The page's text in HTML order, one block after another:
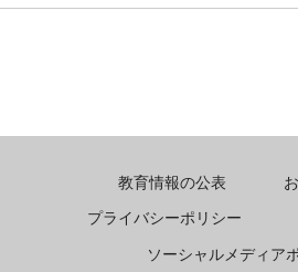
教育情報の公表
プライバシーポリシー
ソーシャルメディア